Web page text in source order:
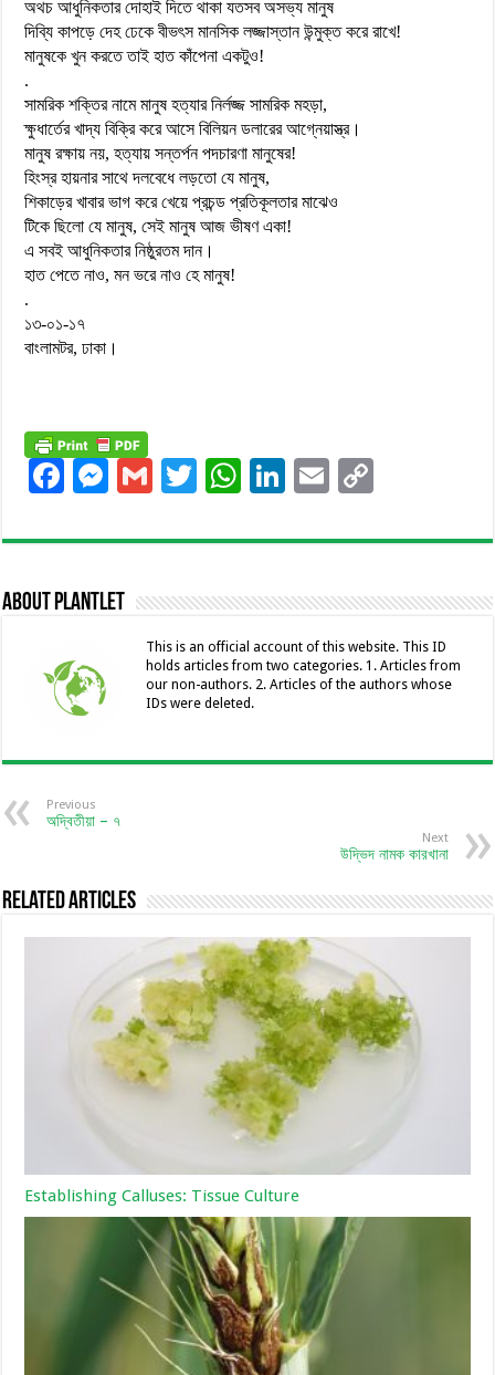
অথচ আধুনিকতার দোহাই দিতে থাকা যতসব অসভ্য মানুষ
দিব্যি কাপড়ে দেহ ঢেকে বীভৎস মানসিক লজ্জাস্তান উন্মুক্ত করে রাখে!
মানুষকে খুন করতে তাই হাত কাঁপেনা একটুও!
.
সামরিক শক্তির নামে মানুষ হত্যার নির্লজ্জ সামরিক মহড়া,
ক্ষুধার্তের খাদ্য বিক্রি করে আসে বিলিয়ন ডলারের আগ্নেয়াস্ত্র।
মানুষ রক্ষায় নয়, হত্যায় সন্তর্পন পদচারণা মানুষের!
হিংস্র হায়নার সাথে দলবেধে লড়তো যে মানুষ,
শিকাড়ের খাবার ভাগ করে খেয়ে প্রচন্ড প্রতিকূলতার মাঝেও
টিকে ছিলো যে মানুষ, সেই মানুষ আজ ভীষণ একা!
এ সবই আধুনিকতার নিষ্ঠুরতম দান।
হাত পেতে নাও, মন ভরে নাও হে মানুষ!
.
১৩-০১-১৭
বাংলামটর, ঢাকা।
F
e
b
o
o
k
M
se
n
g
G
ai
T
tt
W
at
p
p
Li
k
dI
n
E
ai p
Li
n
k
About Plantlet
This is an official account of this website. This ID
holds articles from two categories. 1. Articles from
our non-authors. 2. Articles of the authors whose
IDs were deleted.
Previous
অদ্বিতীয়া – ৭
Next
উদ্ভিদ নামক কারখানা
Related Articles
Establishing Calluses: Tissue Culture